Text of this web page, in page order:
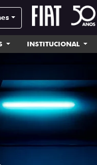
INSTITUCIONAL